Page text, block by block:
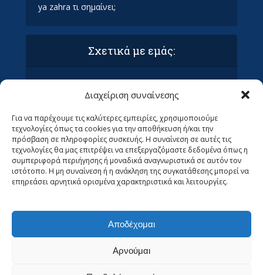
Διαχείριση συναίνεσης
Για να παρέχουμε τις καλύτερες εμπειρίες, χρησιμοποιούμε
τεχνολογίες όπως τα cookies για την αποθήκευση ή/και την
πρόσβαση σε πληροφορίες συσκευής. Η συναίνεση σε αυτές τις
τεχνολογίες θα μας επιτρέψει να επεξεργαζόμαστε δεδομένα όπως η
συμπεριφορά περιήγησης ή μοναδικά αναγνωριστικά σε αυτόν τον
ιστότοπο. Η μη συναίνεση ή η ανάκληση της συγκατάθεσης μπορεί να
επηρεάσει αρνητικά ορισμένα χαρακτηριστικά και λειτουργίες.
Αποδέχομαι
Αρνούμαι
ya zahra τι σημαίνει;
Σχετικά με εμάς:
Πολιτική απορρήτου & συμμόρφωση GDPR
Ανεβάστε το άρθρο σας στα Οράματα (ΜΌΝΟ
ΓΙΑ ΣΥΝΤΆΚΤΕΣ)
Ψάχνουμε Αρθρογράφους